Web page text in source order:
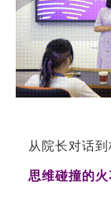
从院长对话到
思维碰撞的